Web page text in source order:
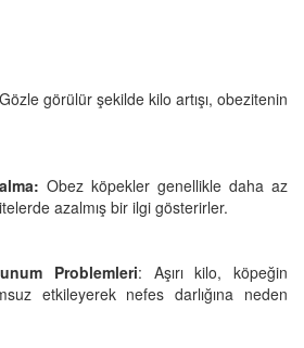
Gözle görülür şekilde kilo artışı, obezitenin
Obez köpekler genellikle daha az
azalmış bir ilgi gösterirler.
Problemleri: Aşırı kilo, köpeğin
etkileyerek nefes darlığına neden